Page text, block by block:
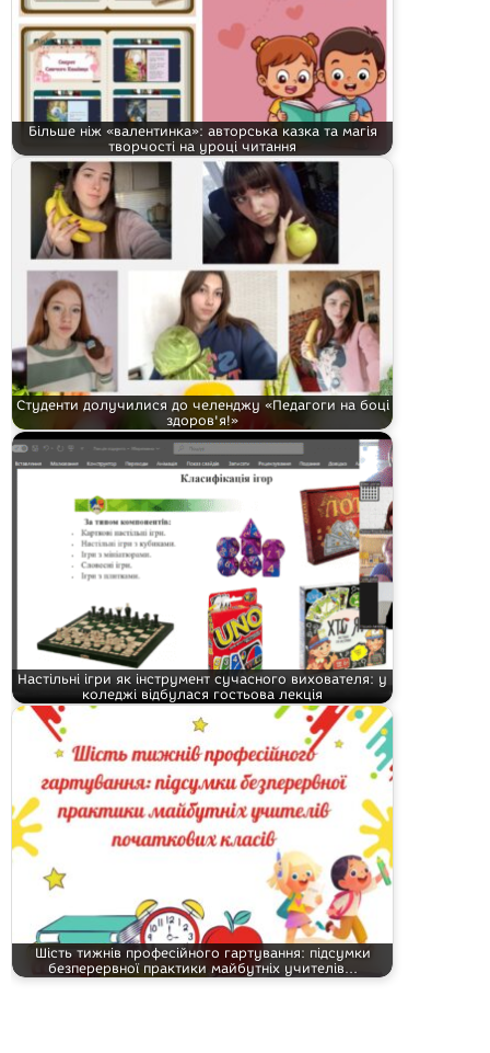
Більше ніж «валентинка»: авторська казка та магія
творчості на уроці читання
Студенти долучилися до челенджу «Педагоги на боці
здоров'я!»
Настільні ігри як інструмент сучасного вихователя: у
коледжі відбулася гостьова лекція
Шість тижнів професійного гартування: підсумки
безперервної практики майбутніх учителів…